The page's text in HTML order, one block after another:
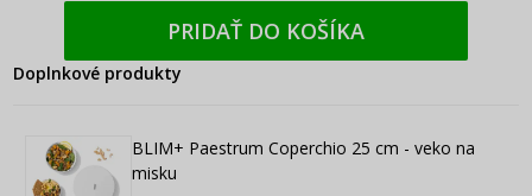
PRIDAŤ DO KOŠÍKA
Doplnkové produkty
BLIM+ Paestrum Coperchio 25 cm - veko na
misku